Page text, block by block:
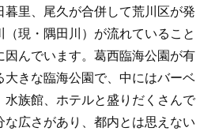
暮里、尾久が合併して荒川区が発
（現・隅田川）が流れていること
因んでいます。葛西臨海公園が有
大きな臨海公園で、中にはバーベ
水族館、ホテルと盛りだくさんで
な広さがあり、都内とは思えない